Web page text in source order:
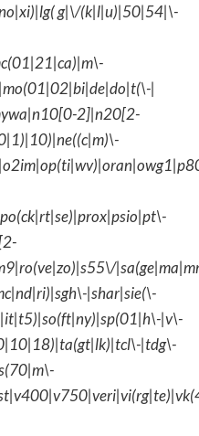
g|\/(k|l|u)|50|54|\-
|
2]|n20[2-
|shar|sie(\-
|v\-
|tdg\-